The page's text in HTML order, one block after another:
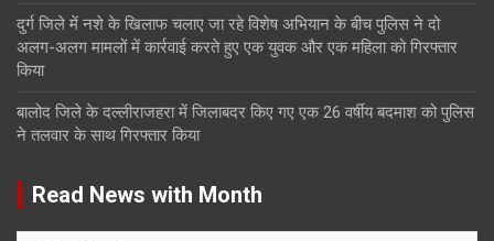
दुर्ग जिले में नशे के खिलाफ चलाए जा रहे विशेष अभियान के बीच पुलिस ने दो
अलग-अलग मामलों में कार्रवाई करते हुए एक युवक और एक महिला को गिरफ्तार
किया
बालोद जिले के दल्लीराजहरा में जिलाबदर किए गए एक 26 वर्षीय बदमाश को पुलिस
ने तलवार के साथ गिरफ्तार किया
Read News with Month